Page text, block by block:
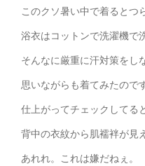
このクソ暑い中で着るとつ
浴衣はコットンで洗濯機で
そんなに厳重に汗対策をし
思いながらも着てみたので
仕上がってチェックしてる
背中の衣紋から肌襦袢が見
あれれ。これは嫌だねぇ。